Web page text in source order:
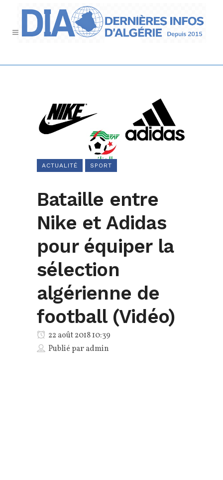
ACTUALITÉ SPORT
Bataille entre
Nike et Adidas
pour équiper la
sélection
algérienne de
football (Vidéo)
22 août 2018 10:39
Publié paradmin